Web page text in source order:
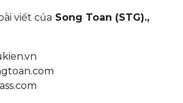
viết của Song Toan (STG).,